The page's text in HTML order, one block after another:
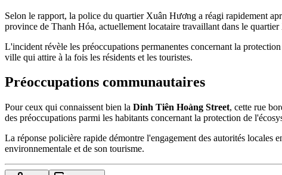
Selon le rapport, la police du quartier Xuân Hương a réagi rapidement
province de Thanh Hóa, actuellement locataire travaillant dans le
L'incident révèle les préoccupations permanentes concernant la
ville qui attire à la fois les résidents et les touristes.
Préoccupations communautaires
Pour ceux qui connaissent bien la Dinh Tiên Hoàng Street, cette rue
des préoccupations parmi les habitants concernant la protection de
La réponse policière rapide démontre l'engagement des autorités locales
environnementale et de son tourisme.